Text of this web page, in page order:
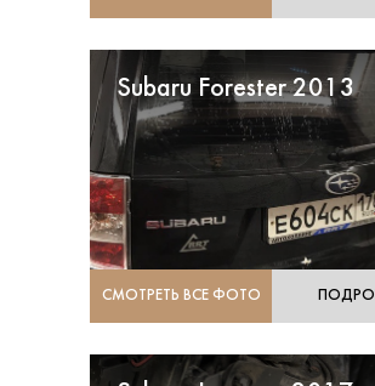
Subaru Forester 2013
СМОТРЕТЬ ВСЕ ФОТО